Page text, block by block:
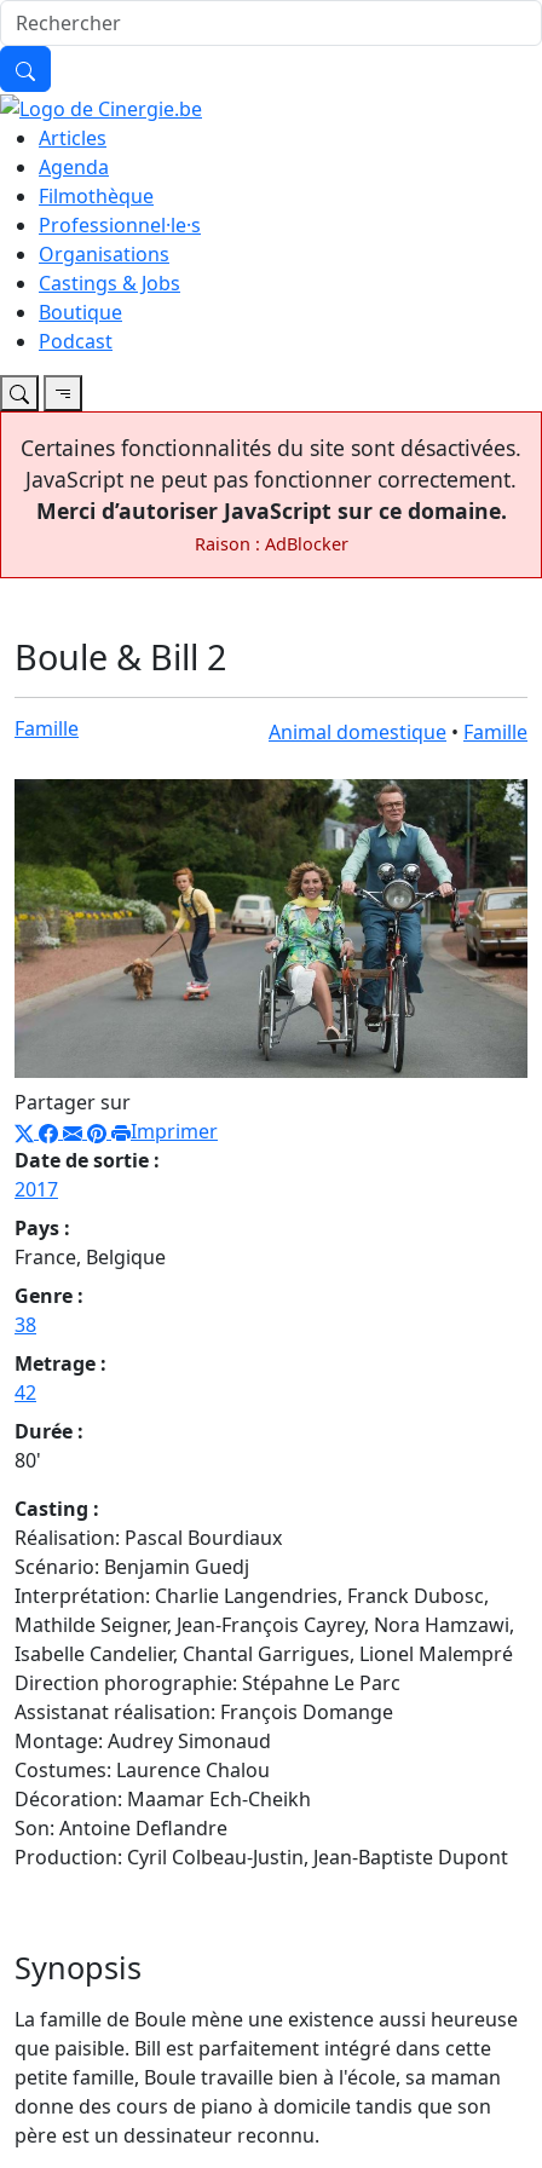
Articles
Agenda
Filmothèque
Professionnel·le·s
Organisations
Castings & Jobs
Boutique
Podcast
Certaines fonctionnalités du site sont désactivées.
JavaScript ne peut pas fonctionner correctement.
Merci d’autoriser JavaScript sur ce domaine.
Raison : AdBlocker
Boule & Bill 2
Famille Animal domestique • Famille
Partager sur
Imprimer
Date de sortie :
2017
Pays :
France, Belgique
Genre :
38
Metrage :
42
Durée :
80'
Casting :
Réalisation: Pascal Bourdiaux
Scénario: Benjamin Guedj
Interprétation: Charlie Langendries, Franck Dubosc,
Mathilde Seigner, Jean-François Cayrey, Nora Hamzawi,
Isabelle Candelier, Chantal Garrigues, Lionel Malempré
Direction phorographie: Stépahne Le Parc
Assistanat réalisation: François Domange
Montage: Audrey Simonaud
Costumes: Laurence Chalou
Décoration: Maamar Ech-Cheikh
Son: Antoine Deflandre
Production: Cyril Colbeau-Justin, Jean-Baptiste Dupont
Synopsis
La famille de Boule mène une existence aussi heureuse
que paisible. Bill est parfaitement intégré dans cette
petite famille, Boule travaille bien à l'école, sa maman
donne des cours de piano à domicile tandis que son
père est un dessinateur reconnu.